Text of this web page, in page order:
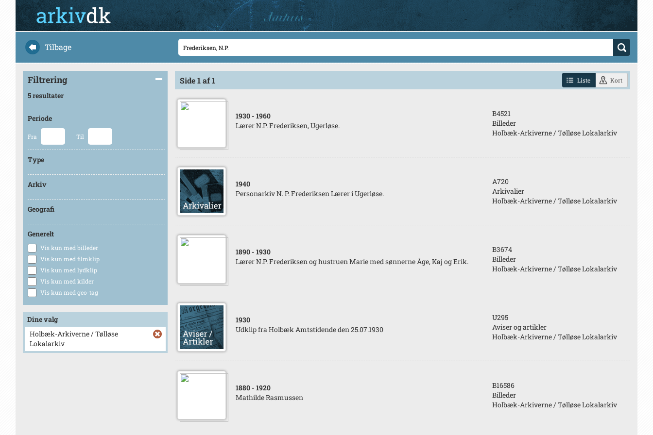
Tilbage
Filtrering
5 resultater
Periode
Fra Til
Type
Arkiv
Geografi
Generelt
Vis kun med billeder
Vis kun med filmklip
Vis kun med lydklip
Vis kun med kilder
Vis kun med geo-tag
Dine valg
Holbæk-Arkiverne / Tølløse
Lokalarkiv
Side 1 af 1 Liste Kort
1930 - 1960
Lærer N.P. Frederiksen, Ugerløse.
B4521
Billeder
Holbæk-Arkiverne / Tølløse Lokalarkiv
1940
Personarkiv N. P. Frederiksen Lærer i Ugerløse.
A720
Arkivalier
Holbæk-Arkiverne / Tølløse Lokalarkiv
1890 - 1930
Lærer N.P. Frederiksen og hustruen Marie med sønnerne Åge, Kaj og Erik.
B3674
Billeder
Holbæk-Arkiverne / Tølløse Lokalarkiv
1930
Udklip fra Holbæk Amtstidende den 25.07.1930
U295
Aviser og artikler
Holbæk-Arkiverne / Tølløse Lokalarkiv
1880 - 1920
Mathilde Rasmussen
B16586
Billeder
Holbæk-Arkiverne / Tølløse Lokalarkiv